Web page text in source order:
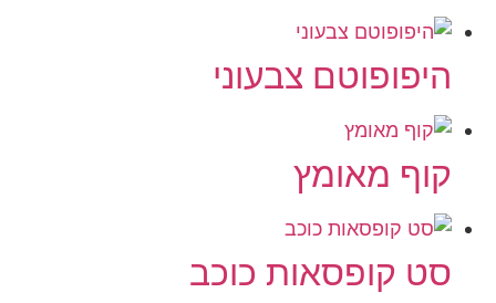
היפופוטם צבעוני
קוף מאומץ
סט קופסאות כוכב